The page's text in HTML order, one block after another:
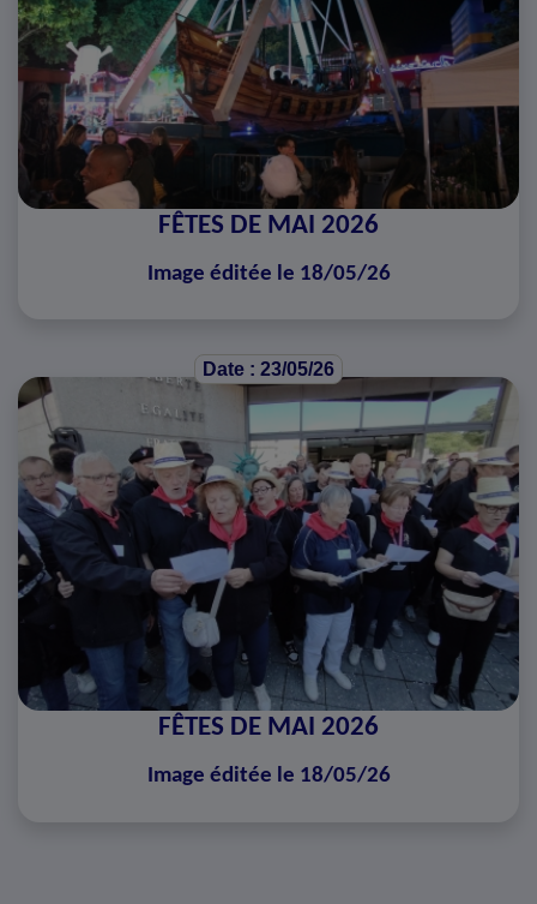
FÊTES DE MAI 2026
Image éditée le 18/05/26
Date : 23/05/26
FÊTES DE MAI 2026
Image éditée le 18/05/26